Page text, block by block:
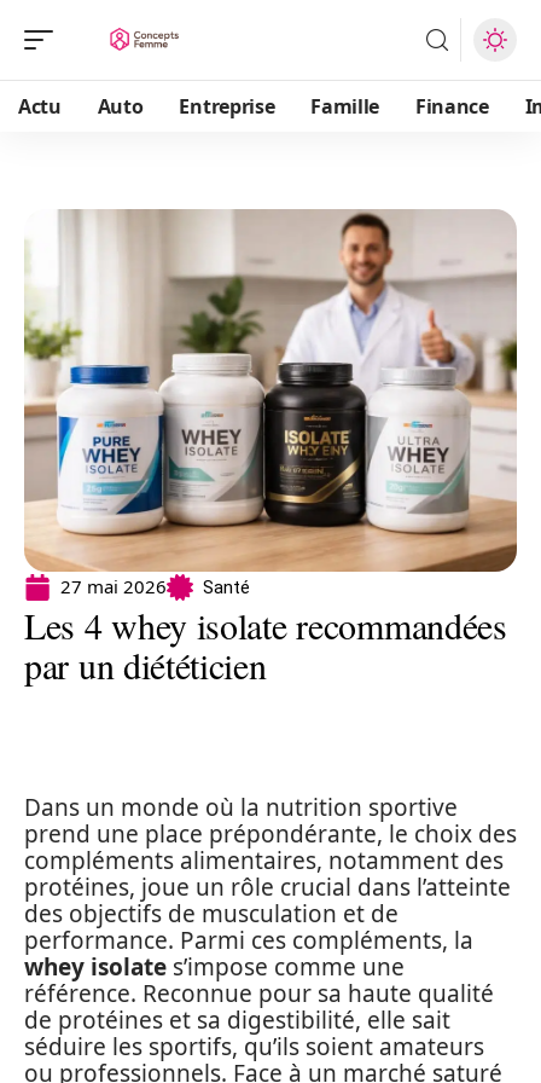
Actu Auto Entreprise Famille Finance
27 mai 2026 Santé
Les 4 whey isolate recommandées
par un diététicien
Dans un monde où la nutrition sportive
prend une place prépondérante, le choix des
compléments alimentaires, notamment des
protéines, joue un rôle crucial dans l’atteinte
des objectifs de musculation et de
performance. Parmi ces compléments, la
whey isolate s’impose comme une
référence. Reconnue pour sa haute qualité
de protéines et sa digestibilité, elle sait
séduire les sportifs, qu’ils soient amateurs
ou professionnels. Face à un marché saturé